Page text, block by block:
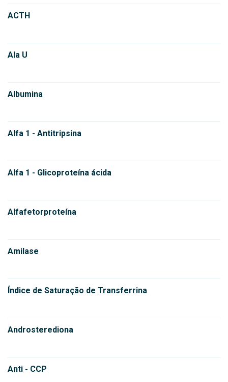
ACTH
Ala U
Albumina
Alfa 1 - Antitripsina
Alfa 1 - Glicoproteína ácida
Alfafetorproteína
Amilase
Índice de Saturação de Transferrina
Androsterediona
Anti - CCP